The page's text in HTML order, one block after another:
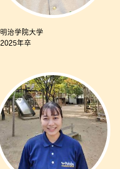
明治学院大学
2025年卒